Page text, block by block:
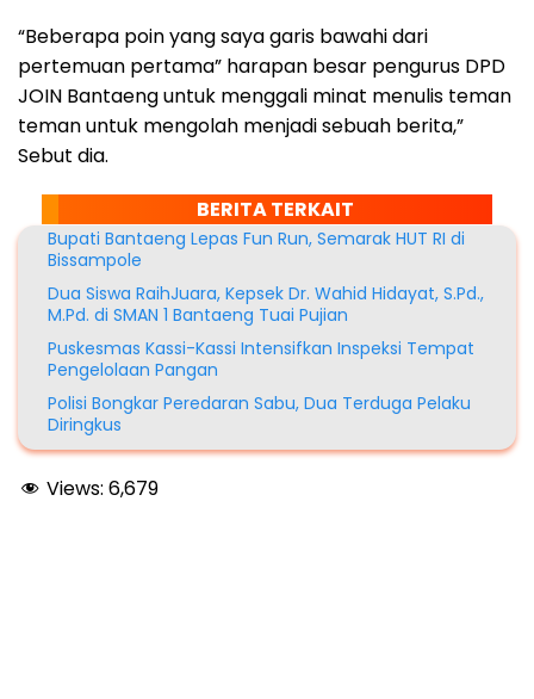
“Beberapa poin yang saya garis bawahi dari
pertemuan pertama” harapan besar pengurus DPD
JOIN Bantaeng untuk menggali minat menulis teman
teman untuk mengolah menjadi sebuah berita,”
Sebut dia.
BERITA TERKAIT
Bupati Bantaeng Lepas Fun Run, Semarak HUT RI di
Bissampole
Dua Siswa RaihJuara, Kepsek Dr. Wahid Hidayat, S.Pd.,
M.Pd. di SMAN 1 Bantaeng Tuai Pujian
Puskesmas Kassi-Kassi Intensifkan Inspeksi Tempat
Pengelolaan Pangan
Polisi Bongkar Peredaran Sabu, Dua Terduga Pelaku
Diringkus
Views: 6,679